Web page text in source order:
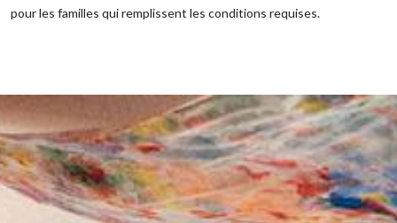
‌pour les familles qui remplissent les conditions requises.